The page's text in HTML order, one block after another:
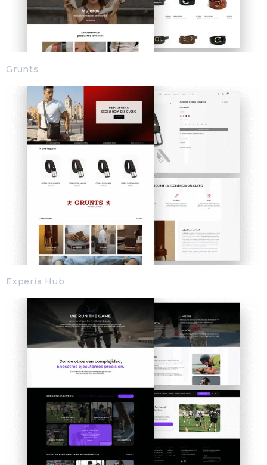
Grunts
Experia Hub